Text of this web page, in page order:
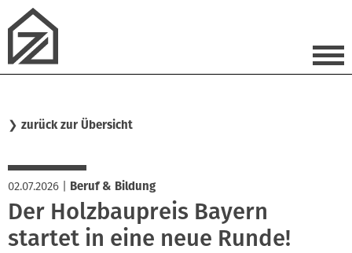
❯ zurück zur Übersicht
02.07.2026 Beruf & Bildung
Der Holzbaupreis Bayern
startet in eine neue Runde!